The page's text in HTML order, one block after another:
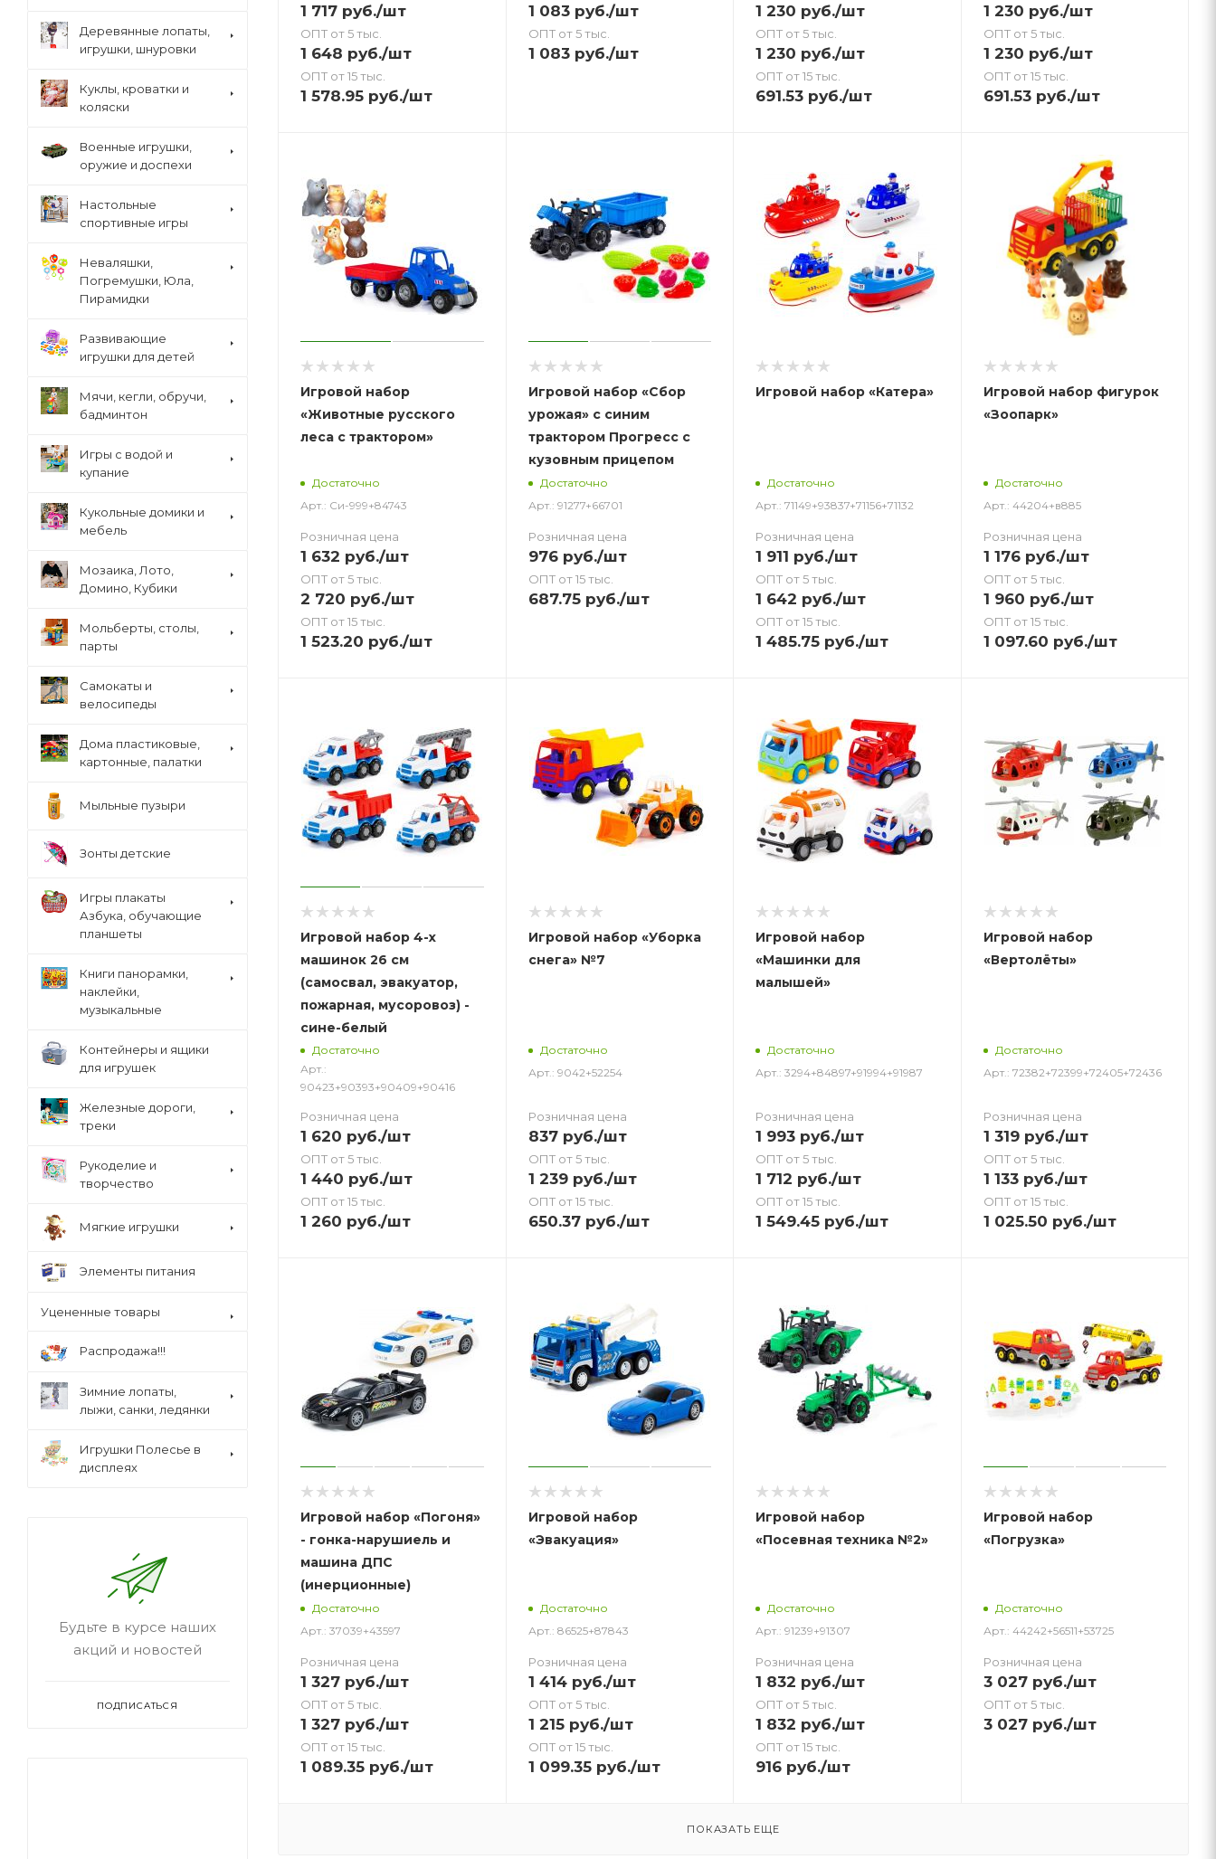
1 717 руб./шт
ОПТ от 5 тыс.
1 648 руб./шт
ОПТ от 15 тыс.
1 578.95 руб./шт
1 083руб./шт
ОПТ от 5 тыс.
1 083руб./шт
1 230 руб./шт
ОПТ от 5 тыс.
1 230 руб./шт
ОПТ от 15 тыс.
691.53 руб./шт
1 230 руб./шт
ОПТ от 5 тыс.
1 230 руб./шт
ОПТ от 15 тыс.
691.53руб./шт
Игровой набор
«Животные русского
леса с трактором»
Достаточно
Арт.: Си-999+84743
Розничная цена
1 632 руб./шт
ОПТ от 5 тыс.
2 720 руб./шт
ОПТ от 15 тыс.
1 523.20 руб./шт
Игровой набор «Сбор
урожая» с синим
трактором Прогресс с
кузовным прицепом
Достаточно
Арт.: 91277+66701
Розничная цена
976руб./шт
ОПТ от 15 тыс.
687.75руб./шт
Игровой набор «Катера»
Достаточно
Арт.: 71149+93837+71156+71132
Розничная цена
1 911 руб./шт
ОПТ от 5 тыс.
1 642 руб./шт
ОПТ от 15 тыс.
1 485.75 руб./шт
Игровой набор фигурок
«Зоопарк»
Достаточно
Арт.: 44204+в885
Розничная цена
1 176руб./шт
ОПТ от 5 тыс.
1 960 руб./шт
ОПТ от 15 тыс.
1 097.60 руб./шт
Игровой набор 4-х
машинок 26 см
(самосвал, эвакуатор,
пожарная, мусоровоз) -
сине-белый
Достаточно
Арт.:
90423+90393+90409+90416
Розничная цена
1 620 руб./шт
ОПТ от 5 тыс.
1 440 руб./шт
ОПТ от 15 тыс.
1 260 руб./шт
Игровой набор «Уборка
снега» №7
Достаточно
Арт.: 9042+52254
Розничная цена
837руб./шт
ОПТ от 5 тыс.
1 239руб./шт
ОПТ от 15 тыс.
650.37руб./шт
Игровой набор
«Машинки для
малышей»
Достаточно
Арт.: 3294+84897+91994+91987
Розничная цена
1 993 руб./шт
ОПТ от 5 тыс.
1 712 руб./шт
ОПТ от 15 тыс.
1 549.45 руб./шт
Игровой набор
«Вертолёты»
Достаточно
Арт.: 72382+72399+72405+72436
Розничная цена
1 319руб./шт
ОПТ от 5 тыс.
1 133руб./шт
ОПТ от 15 тыс.
1 025.50 руб./шт
Игровой набор «Погоня»
- гонка-нарушиель и
машина ДПС
(инерционные)
Достаточно
Арт.: 37039+43597
Розничная цена
1 327 руб./шт
ОПТ от 5 тыс.
1 327 руб./шт
ОПТ от 15 тыс.
1 089.35 руб./шт
Игровой набор
«Эвакуация»
Достаточно
Арт.: 86525+87843
Розничная цена
1 414руб./шт
ОПТ от 5 тыс.
1 215руб./шт
ОПТ от 15 тыс.
1 099.35руб./шт
Игровой набор
«Посевная техника №2»
Достаточно
Арт.: 91239+91307
Розничная цена
1 832 руб./шт
ОПТ от 5 тыс.
1 832 руб./шт
ОПТ от 15 тыс.
916 руб./шт
Игровой набор
«Погрузка»
Достаточно
Арт.: 44242+56511+53725
Розничная цена
3 027руб./шт
ОПТ от 5 тыс.
3 027руб./шт
ПОКАЗАТЬ ЕЩЕ
Деревянные лопаты,
игрушки, шнуровки
Куклы, кроватки и
коляски
Военные игрушки,
оружие и доспехи
Настольные
спортивные игры
Неваляшки,
Погремушки, Юла,
Пирамидки
Развивающие
игрушки для детей
Мячи, кегли, обручи,
бадминтон
Игры с водой и
купание
Кукольные домики и
мебель
Мозаика, Лото,
Домино, Кубики
Мольберты, столы,
парты
Cамокаты и
велосипеды
Дома пластиковые,
картонные, палатки
Мыльные пузыри
Зонты детские
Игры плакаты
Азбука, обучающие
планшеты
Книги панорамки,
наклейки,
музыкальные
Контейнеры и ящики
для игрушек
Железные дороги,
треки
Рукоделие и
творчество
Мягкие игрушки
Элементы питания
Уцененные товары
Распродажа!!!
Зимние лопаты,
лыжи, санки, ледянки
Игрушки Полесье в
дисплеях
Будьте в курсе наших
акций и новостей
ПОДПИСАТЬСЯ